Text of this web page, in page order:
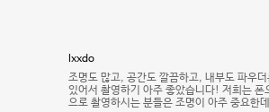
lxxdo
조명도 많고, 공간도 깔끔하고, 내부도 파우
있어서 촬영하기 아주 좋았습니다! 저희는 폰
으로 촬영하시는 분들은 조명이 아주 중요한